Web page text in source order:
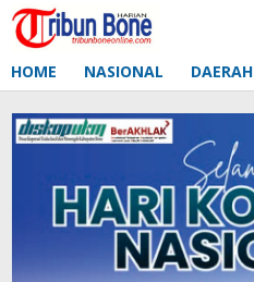
Lewati
ke
HOME NASIONAL DAERAH